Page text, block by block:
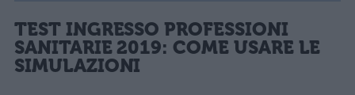
TEST INGRESSO PROFESSIONI
SANITARIE 2019: COME USARE LE
SIMULAZIONI